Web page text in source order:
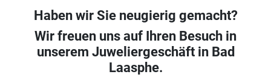
Haben wir Sie neugierig gemacht?
Wir freuen uns auf Ihren Besuch in
unserem Juweliergeschäft in Bad
Laasphe.